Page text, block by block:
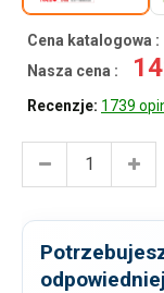
Cena katalogowa :
Nasza cena :
Recenzje: 1739